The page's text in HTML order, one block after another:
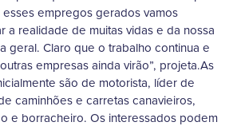
empregos gerados vamos
a realidade de muitas vidas e da nossa
geral. Claro que o trabalho continua e
empresas ainda virão”, projeta.As
são de motorista, líder de
caminhões e carretas canavieiros,
e borracheiro. Os interessados podem